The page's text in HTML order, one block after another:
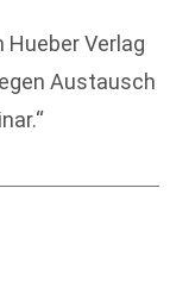
Hueber Verlag
Austausch